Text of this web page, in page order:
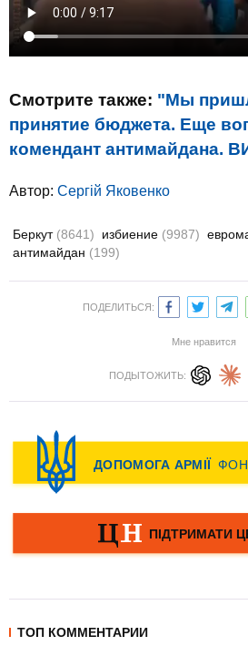
Смотрите также: "Мы
принятие бюджета. Еще
комендант антимайдана.
Автор: Сергій Яковенко
Беркут (8641) избиение (9987)
антимайдан (199)
ПОДЕЛИТЬСЯ:
Мне нравится
ПОДЫТОЖИТЬ:
ТОП КОММЕНТАРИИ